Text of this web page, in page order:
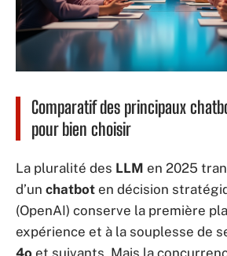
Comparatif des principaux
pour bien choisir
La pluralité des LLM en 2025
d’un chatbot en décision
(OpenAI) conserve la première
expérience et à la souplesse de
4o et suivants. Mais la